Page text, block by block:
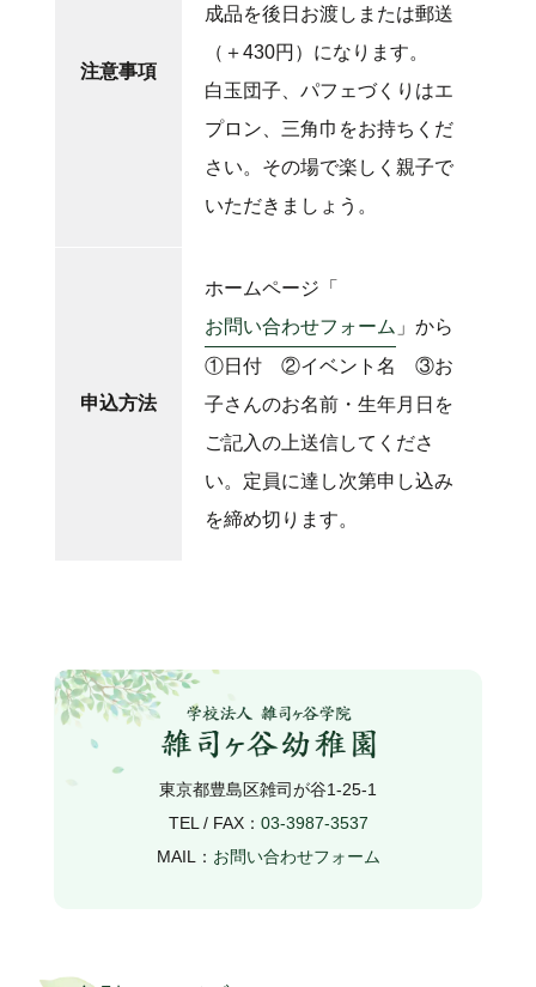
注意事項
成品を後日お渡しまたは郵送
（＋430円）になります。
白玉団子、パフェづくりはエ
プロン、三角巾をお持ちくだ
さい。その場で楽しく親子で
いただきましょう。
申込方法
ホームページ「
お問い合わせフォーム 」から
①日付 ②イベント名 ③お
子さんのお名前・生年月日を
ご記入の上送信してくださ
い。定員に達し次第申し込み
を締め切ります。
東京都豊島区雑司が谷1-25-1
TEL / FAX： 03-3987-3537
MAIL： お問い合わせフォーム